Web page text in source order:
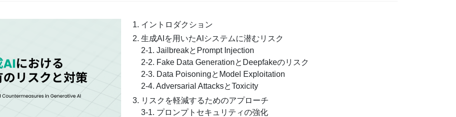
イントロダクション
生成AIを用いたAIシステムに潜むリスク
2-1. JailbreakとPrompt Injection
2-2. Fake Data GenerationとDeepfakeのリスク
2-3. Data PoisoningとModel Exploitation
2-4. Adversarial AttacksとToxicity
リスクを軽減するためのアプローチ
3-1. プロンプトセキュリティの強化